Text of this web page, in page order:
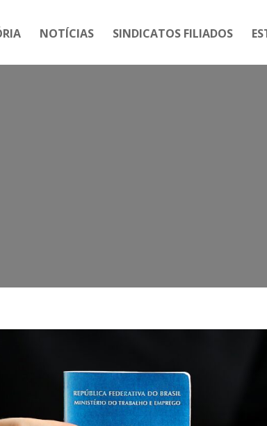
NOTÍCIAS SINDICATOS FILIADOS